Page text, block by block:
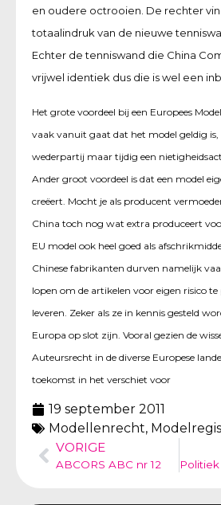
en oudere octrooien. De rechter
totaalindruk van de nieuwe
Echter de tenniswand die China
vrijwel identiek dus die is wel een
Het grote voordeel bij een Europees
vaak vanuit gaat dat het model geldig is,
wederpartij maar tijdig een
Ander groot voordeel is dat een model
creëert. Mocht je als producent
China toch nog wat extra produceert
EU model ook heel goed als
Chinese fabrikanten durven namelijk
lopen om de artikelen voor eigen risico
leveren. Zeker als ze in kennis gesteld
Europa op slot zijn. Vooral gezien de
Auteursrecht in de diverse Europese
toekomst in het verschiet voor
19 september 2011
Modellenrecht,
VORIGE
ABCORS ABC nr 12